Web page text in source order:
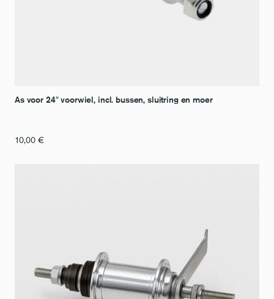
As voor 24″ voorwiel, incl. bussen, sluitring en moer
10,00 €